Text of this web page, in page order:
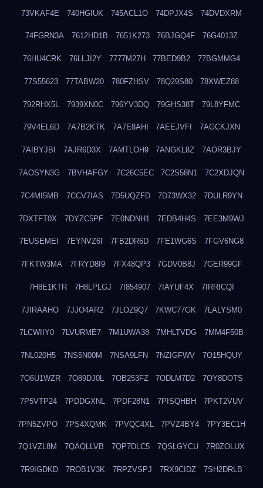
73VKAF4E 740HGIUK 745ACL1O 74DPJX4S 74DVDXRM
74FGRN3A 7612HD1B 7651K273 76BJGQ4F 76G4013Z
76HU4CRK 76LLJI2Y 7777M27H 77BED9B2 77BGMMG4
77S55623 77TABW20 780FZHSV 78Q29S80 78XWEZ88
792RHX5L 7939XN0C 796YV3DQ 79GHS38T 79L8YFMC
79V4EL6D 7A7B2KTK 7A7E8AHI 7AEEJVFI 7AGCKJXN
7AIBYJBI 7AJR6D3X 7AMTLOH9 7ANGKL8Z 7AOR3BJY
7AOSYN3G 7BVHAFGY 7C26C5EC 7C2S58N1 7C2XDJQN
7C4MI5MB 7CCV7IAS 7D5UQZFD 7D73WX32 7DULR9YN
7DXTFT0X 7DYZC5PF 7E0NDNH1 7EDB4H4S 7EE3M9WJ
7EUSEMEI 7EYNVZ6I 7FB2DR6D 7FE1WG6S 7FGV6NG8
7FKTW3MA 7FRYD8I9 7FX48QP3 7GDV0B8J 7GER99GF
7H8E1KTR 7H8LPLGJ 7I854907 7IAYUF4X 7IRRICQI
7JIRAAHO 7JJO4AR2 7JLOZ9Q7 7KWC77GK 7LALYSM0
7LCWIIY0 7LVURME7 7M1UWA38 7MHLTVDG 7MM4F50B
7NL020H5 7NS5N00M 7NSA9LFN 7NZIGFWV 7O15HQUY
7O6U1WZR 7O89DJ0L 7OB253FZ 7ODLM7D2 7OY8DOTS
7P5VTP24 7PDDGXNL 7PDF28N1 7PISQHBH 7PKT2VUV
7PN5ZVPO 7PS4XQMK 7PVQC4XL 7PVZ4BY4 7PY3EC1H
7Q1VZL8M 7QAQLLVB 7QP7DLC5 7QSLGYCU 7R0ZOLUX
7R9IGDKD 7ROB1V3K 7RPZVSPJ 7RX9CIDZ 7SH2DRLB